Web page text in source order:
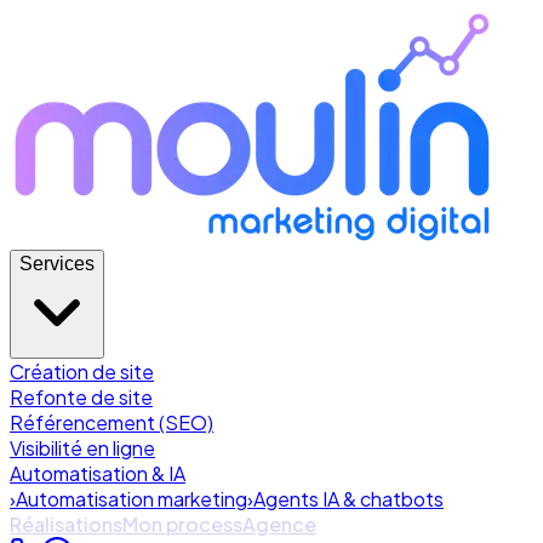
Services
Création de site
Refonte de site
Référencement (SEO)
Visibilité en ligne
Automatisation & IA
›Automatisation marketing›Agents IA & chatbots
RéalisationsMon processAgence